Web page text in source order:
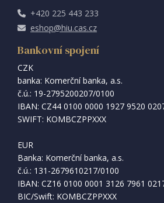
+420 225 443 233
eshop@hiu.cas.cz
Bankovní spojení
CZK
banka: Komerční banka, a.s.
č.ú.: 19-2795200207/0100
IBAN: CZ44 0100 0000 1927 9520
SWIFT: KOMBCZPPXXX
EUR
Banka: Komerční banka, a.s.
č.ú.: 131-2679610217/0100
IBAN: CZ16 0100 0001 3126 7961
BIC/Swift: KOMBCZPPXXX